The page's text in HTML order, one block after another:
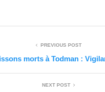
PREVIOUS POST
morts à Todman :
NEXT POST